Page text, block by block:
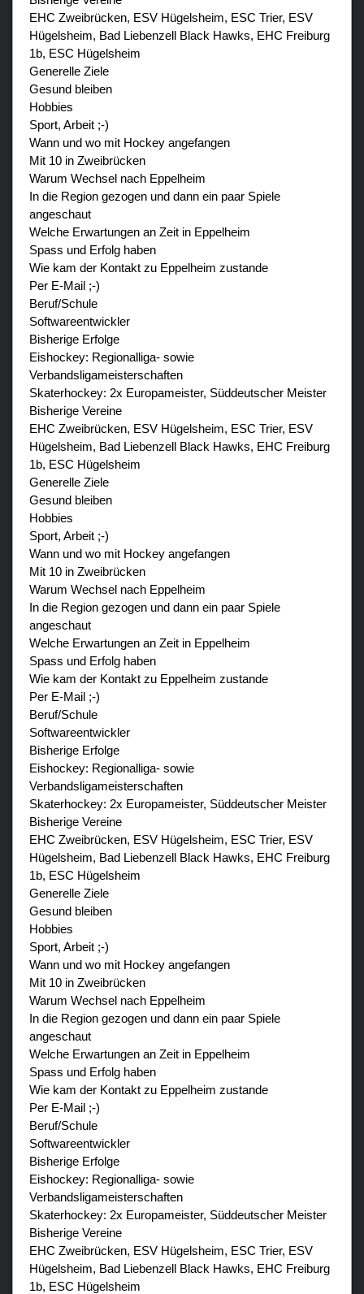
EHC Zweibrücken, ESV Hügelsheim, ESC Trier, ESV
Hügelsheim, Bad Liebenzell Black Hawks, EHC Freiburg
1b, ESC Hügelsheim
Generelle Ziele
Gesund bleiben
Hobbies
Sport, Arbeit ;-)
Wann und wo mit Hockey angefangen
Mit 10 in Zweibrücken
Warum Wechsel nach Eppelheim
In die Region gezogen und dann ein paar Spiele
angeschaut
Welche Erwartungen an Zeit in Eppelheim
Spass und Erfolg haben
Wie kam der Kontakt zu Eppelheim zustande
Per E-Mail ;-)
Beruf/Schule
Softwareentwickler
Bisherige Erfolge
Eishockey: Regionalliga- sowie
Verbandsligameisterschaften
Skaterhockey: 2x Europameister, Süddeutscher Meister
Bisherige Vereine
EHC Zweibrücken, ESV Hügelsheim, ESC Trier, ESV
Hügelsheim, Bad Liebenzell Black Hawks, EHC Freiburg
1b, ESC Hügelsheim
Generelle Ziele
Gesund bleiben
Hobbies
Sport, Arbeit ;-)
Wann und wo mit Hockey angefangen
Mit 10 in Zweibrücken
Warum Wechsel nach Eppelheim
In die Region gezogen und dann ein paar Spiele
angeschaut
Welche Erwartungen an Zeit in Eppelheim
Spass und Erfolg haben
Wie kam der Kontakt zu Eppelheim zustande
Per E-Mail ;-)
Beruf/Schule
Softwareentwickler
Bisherige Erfolge
Eishockey: Regionalliga- sowie
Verbandsligameisterschaften
Skaterhockey: 2x Europameister, Süddeutscher Meister
Bisherige Vereine
EHC Zweibrücken, ESV Hügelsheim, ESC Trier, ESV
Hügelsheim, Bad Liebenzell Black Hawks, EHC Freiburg
1b, ESC Hügelsheim
Generelle Ziele
Gesund bleiben
Hobbies
Sport, Arbeit ;-)
Wann und wo mit Hockey angefangen
Mit 10 in Zweibrücken
Warum Wechsel nach Eppelheim
In die Region gezogen und dann ein paar Spiele
angeschaut
Welche Erwartungen an Zeit in Eppelheim
Spass und Erfolg haben
Wie kam der Kontakt zu Eppelheim zustande
Per E-Mail ;-)
Beruf/Schule
Softwareentwickler
Bisherige Erfolge
Eishockey: Regionalliga- sowie
Verbandsligameisterschaften
Skaterhockey: 2x Europameister, Süddeutscher Meister
Bisherige Vereine
EHC Zweibrücken, ESV Hügelsheim, ESC Trier, ESV
Hügelsheim, Bad Liebenzell Black Hawks, EHC Freiburg
1b, ESC Hügelsheim